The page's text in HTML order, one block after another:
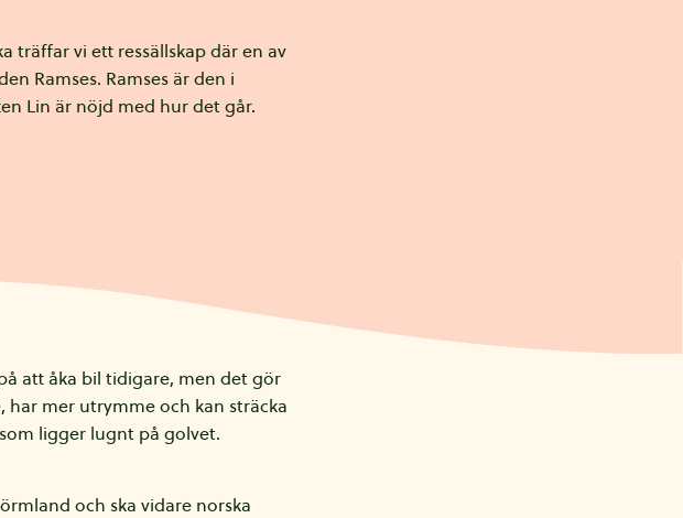
träffar vi ett ressällskap där en av
Ramses. Ramses är den i
Lin är nöjd med hur det går.
att åka bil tidigare, men det gör
mer utrymme och kan sträcka
ligger lugnt på golvet.
och ska vidare norska